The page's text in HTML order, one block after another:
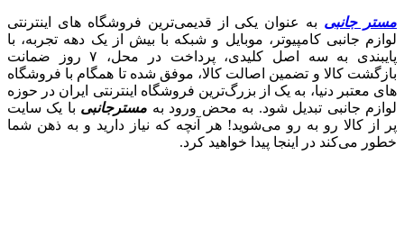
مستر جانبی به عنوان یکی از قدیمی‌ترین فروشگاه های اینترنتی
لوازم جانبی کامپیوتر، موبایل و شبکه با بیش از یک دهه تجربه، با
پایبندی به سه اصل کلیدی، پرداخت در محل، ۷ روز ضمانت
بازگشت کالا و تضمین اصالت کالا، موفق شده تا همگام با فروشگاه‌
های معتبر دنیا، به یک از بزرگ‌ترین فروشگاه اینترنتی ایران در حوزه
لوازم جانبی تبدیل شود. به محض ورود به مسترجانبی با یک سایت
پر از کالا رو به رو می‌شوید! هر آنچه که نیاز دارید و به ذهن شما
خطور می‌کند در اینجا پیدا خواهید کرد.